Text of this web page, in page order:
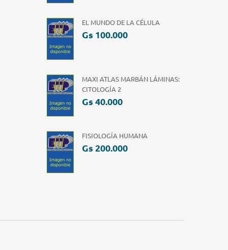
EL MUNDO DE LA CÉLULA
Gs 100.000
MAXI ATLAS MARBÁN LÁMINAS:
CITOLOGÍA 2
Gs 40.000
FISIOLOGÍA HUMANA
Gs 200.000